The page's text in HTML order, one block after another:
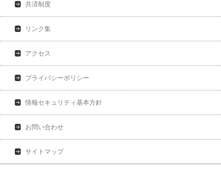
共済制度
リンク集
アクセス
プライバシーポリシー
情報セキュリティ基本方針
お問い合わせ
サイトマップ